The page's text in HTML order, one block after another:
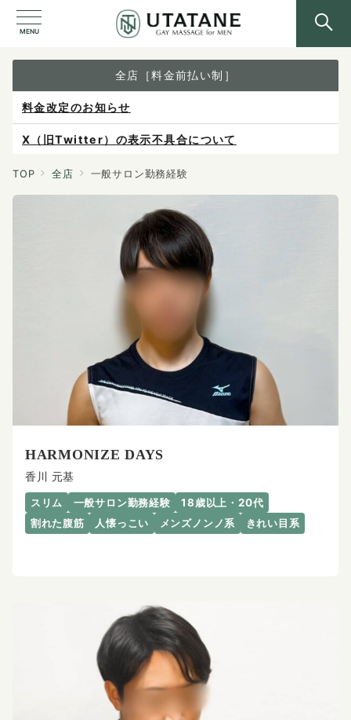
MENU
全店［料金前払い制］
X（旧Twitter）の表示不具合について
ご予約は各店へ直接お問い合わせください。
料金は当日施術前にお支払いください。
料金改定のお知らせ
TOP 全店 一般サロン勤務経験
HARMONIZE DAYS
香川 元基
スリム 一般サロン勤務経験
18歳以上・20代
割れた腹筋
人懐っこい メンズノンノ系 きれい目系